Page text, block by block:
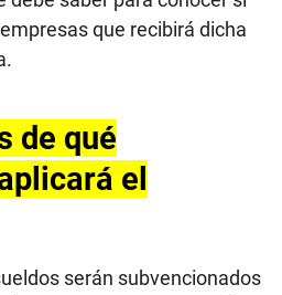
que recibirá dicha
de qué
el
serán subvencionados